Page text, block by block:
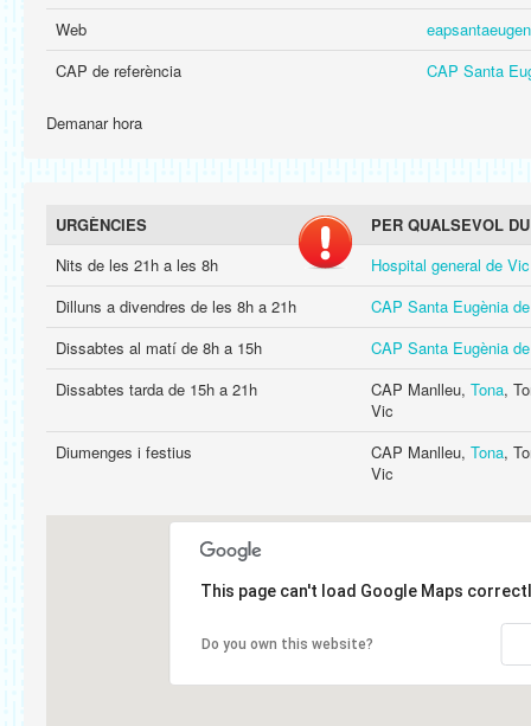
Web
CAP de referència
CAP Santa
Demanar hora
URGÈNCIES
PER QUALSEVOL
Nits de les 21h a les 8h
Hospital general de Vic
Dilluns a divendres de les 8h a 21h
CAP Santa Eugènia
Dissabtes al matí de 8h a 15h
CAP Santa Eugènia
Dissabtes tarda de 15h a 21h
CAP Manlleu, Tona,
Vic
Diumenges i festius
CAP Manlleu, Tona,
Vic
This page can't load Google Maps
Do you own this website?